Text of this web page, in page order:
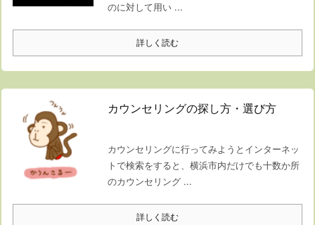
のに対して用い ...
詳しく読む
カウンセリングの探し方・選び方
カウンセリングに行ってみようとインターネッ
トで検索をすると、横浜市内だけでも十数か所
のカウンセリング ...
詳しく読む